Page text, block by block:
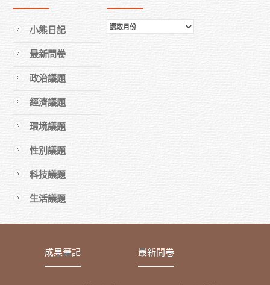
小熊日記
最新問卷
政治議題
經濟議題
環境議題
性別議題
科技議題
生活議題
歷
成果筆記 最新問卷